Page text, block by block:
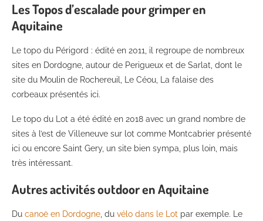
Les Topos d’escalade pour grimper en
Aquitaine
Le topo du Périgord : édité en 2011, il regroupe de nombreux
sites en Dordogne, autour de Perigueux et de Sarlat, dont le
site du Moulin de Rochereuil, Le Céou, La falaise des
corbeaux présentés ici.
Le topo du Lot a été édité en 2018 avec un grand nombre de
sites à l’est de Villeneuve sur lot comme Montcabrier présenté
ici ou encore Saint Gery, un site bien sympa, plus loin, mais
très intéressant.
Autres activités outdoor en Aquitaine
Du canoë en Dordogne, du vélo dans le Lot par exemple. Le